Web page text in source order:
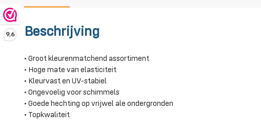
9,6 Beschrijving
• Groot kleurenmatchend assortiment
• Hoge mate van elasticiteit
• Kleurvast en UV-stabiel
• Ongevoelig voor schimmels
• Goede hechting op vrijwel ale ondergronden
• Topkwaliteit